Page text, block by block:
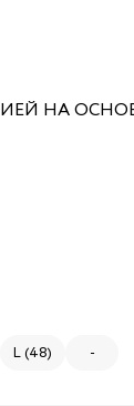
НА
L (48) -